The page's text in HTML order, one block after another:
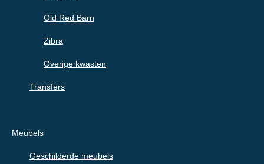
Old Red Barn
Zibra
Overige kwasten
Transfers
Meubels
Geschilderde meubels